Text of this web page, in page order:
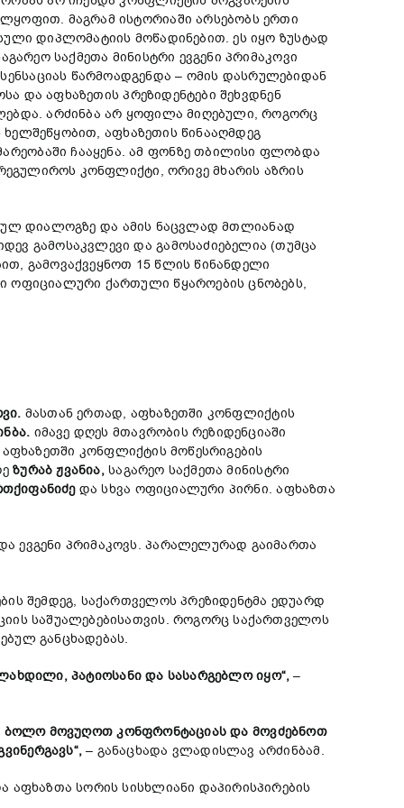
მაგრამ ისტორიაში არსებობს ერთი
დიპლომატიის მოწადინებით. ეს იყო ზუსტად
საქმეთა მინისტრი ევგენი პრიმაკოვი
წარმოადგენდა – ომის დასრულებიდან
და აფხაზეთის პრეზიდენტები შეხვდნენ
არძინბა არ ყოფილა მიღებული, როგორც
აფხაზეთის წინააღმდეგ
ჩააყენა. ამ ფონზე თბილისი ფლობდა
კონფლიქტი, ორივე მხარის აზრის
დიალოგზე და ამის ნაცვლად მთლიანად
გამოსაკვლევი და გამოსაძიებელია (თუმცა
გამოვაქვეყნოთ 15 წლის წინანდელი
ოფიციალური ქართული წყაროების ცნობებს,
. მასთან ერთად, აფხაზეთში კონფლიქტის
. იმავე დღეს მთავრობის რეზიდენციაში
კონფლიქტის მოწესრიგების
ზურაბ ჟვანია,საგარეო საქმეთა მინისტრი
და სხვა ოფიციალური პირნი. აფხაზთა
ევგენი პრიმაკოვს. პარალელურად გაიმართა
შემდეგ, საქართველოს პრეზიდენტმა ედუარდ
საშუალებებისათვის. როგორც საქართველოს
განცხადებას.
,პატიოსანი და სასარგებლო იყო“, –
ბოლო მოვუღოთ კონფრონტაციას და მოვძებნოთ
“, – განაცხადა ვლადისლავ არძინბამ.
სორის სისხლიანი დაპირისპირების